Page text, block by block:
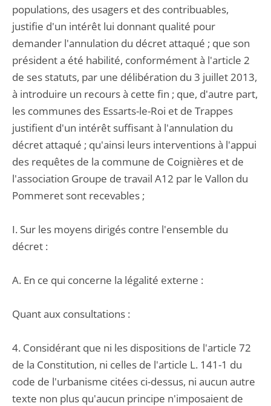
populations, des usagers et des contribuables,
justifie d'un intérêt lui donnant qualité pour
demander l'annulation du décret attaqué ; que son
président a été habilité, conformément à l'article 2
de ses statuts, par une délibération du 3 juillet 2013,
à introduire un recours à cette fin ; que, d'autre part,
les communes des Essarts-le-Roi et de Trappes
justifient d'un intérêt suffisant à l'annulation du
décret attaqué ; qu'ainsi leurs interventions à l'appui
des requêtes de la commune de Coignières et de
l'association Groupe de travail A12 par le Vallon du
Pommeret sont recevables ;
I. Sur les moyens dirigés contre l'ensemble du
décret :
A. En ce qui concerne la légalité externe :
Quant aux consultations :
4. Considérant que ni les dispositions de l'article 72
de la Constitution, ni celles de l'article L. 141-1 du
code de l'urbanisme citées ci-dessus, ni aucun autre
texte non plus qu'aucun principe n'imposaient de